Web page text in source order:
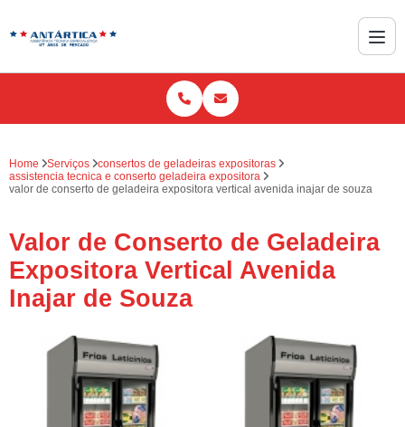
Home Serviços
consertos de geladeiras expositoras
assistencia tecnica e conserto geladeira expositora
valor de conserto de geladeira expositora vertical avenida inajar de souza
Valor de Conserto de Geladeira
Expositora Vertical Avenida
Inajar de Souza